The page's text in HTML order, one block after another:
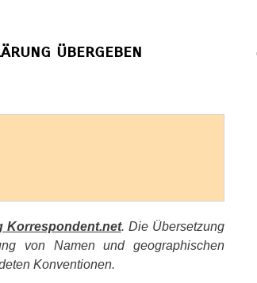
übergeben
Korrespondent.net. Die Übersetzung
von Namen und geographischen
Konventionen.